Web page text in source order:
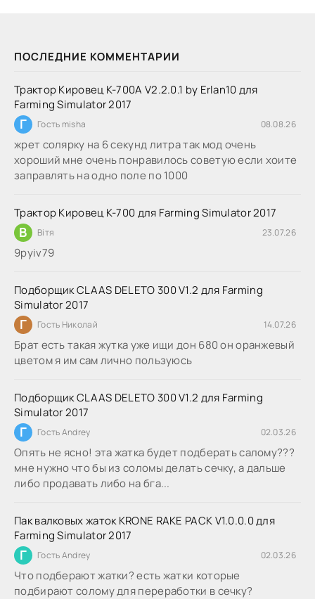
ПОСЛЕДНИЕ КОММЕНТАРИИ
Трактор Кировец К-700А V2.2.0.1 by Erlan10 для
Farming Simulator 2017
Г Гость misha 08.08.26
жрет солярку на 6 секунд литра так мод очень
хороший мне очень понравилось советую если хоите
заправлять на одно поле по 1000
Трактор Кировец К-700 для Farming Simulator 2017
В Вітя 23.07.26
9руіv79
Подборщик CLAAS DELETO 300 V1.2 для Farming
Simulator 2017
Г Гость Николай 14.07.26
Брат есть такая жутка уже ищи дон 680 он оранжевый
цветом я им сам лично пользуюсь
Подборщик CLAAS DELETO 300 V1.2 для Farming
Simulator 2017
Г Гость Andrey 02.03.26
Опять не ясно! эта жатка будет подберать салому???
мне нужно что бы из соломы делать сечку, а дальше
либо продавать либо на бга...
Пак валковых жаток KRONE RAKE PACK V1.0.0.0 для
Farming Simulator 2017
Г Гость Andrey 02.03.26
Что подберают жатки? есть жатки которые
подбирают солому для переработки в сечку?